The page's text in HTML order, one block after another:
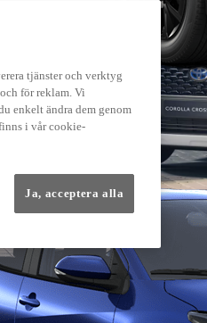
tjänster och verktyg
för reklam. Vi
enkelt ändra dem genom
i vår cookie-
Ja, acceptera alla